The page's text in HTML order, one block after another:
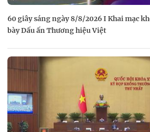
60 giây sáng ngày 8/8/2026 I Khai mạc
bày Dấu ấn Thương hiệu Việt